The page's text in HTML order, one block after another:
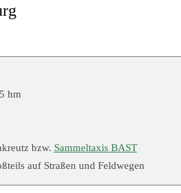
hm
bzw. Sammeltaxis BAST
auf Straßen und Feldwegen